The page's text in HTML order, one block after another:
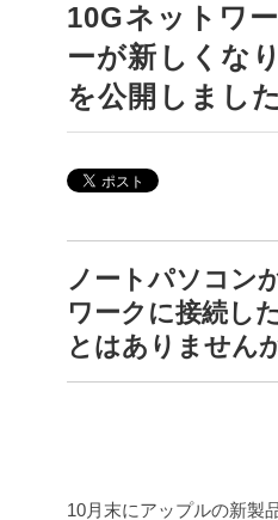
10Gネットワ
ーが新しくな
を公開しました
ノートパソコン
ワークに接続し
とはありません
10月末にアップルの新製